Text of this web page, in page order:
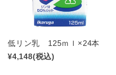
低リン乳 125ｍｌ×24本
¥4,148(税込)